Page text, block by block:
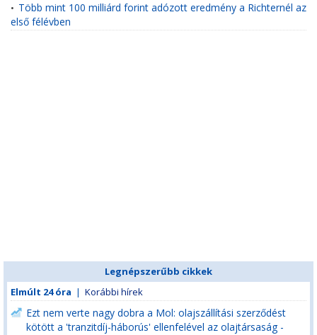
• Több mint 100 milliárd forint adózott eredmény a Richternél az
első félévben
Legnépszerűbb cikkek
Elmúlt 24 óra | Korábbi hírek
Ezt nem verte nagy dobra a Mol: olajszállítási szerződést
kötött a 'tranzitdíj-háborús' ellenfelével az olajtársaság -